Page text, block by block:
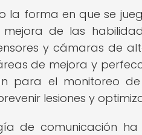
la forma en que se
de las
y cámaras de
de mejora y
para el monitoreo
lesiones y
de comunicación